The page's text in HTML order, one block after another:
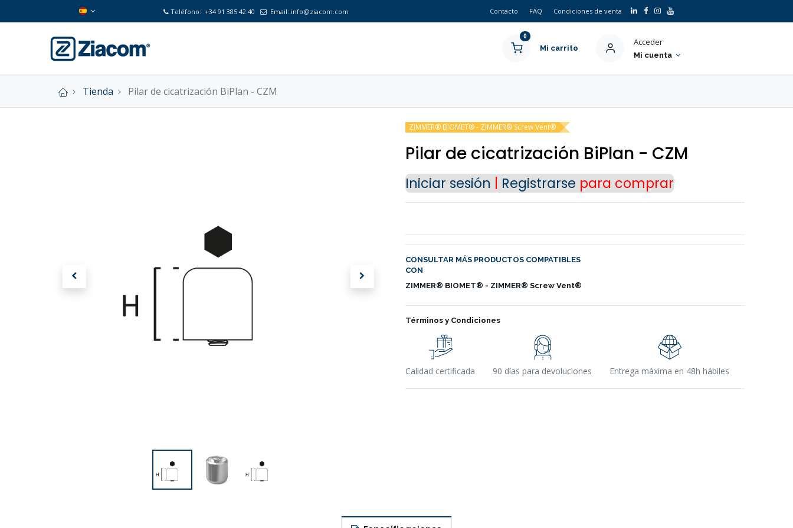
Teléfono: +34 91 385 42 40 Email: info@ziacom.com Contacto FAQ Condiciones de venta
0
Mi carrito
Acceder
Mi cuenta
Tienda Pilar de cicatrización BiPlan - CZM
ZIMMER® BIOMET® - ZIMMER® Screw Vent®
Pilar de cicatrización BiPlan - CZM
Iniciar sesión | Registrarse para comprar
CONSULTAR MÁS PRODUCTOS COMPATIBLES
CON
ZIMMER® BIOMET® - ZIMMER® Screw Vent®
Términos y Condiciones
Calidad certificada 90 días para devoluciones Entrega máxima en 48h hábiles